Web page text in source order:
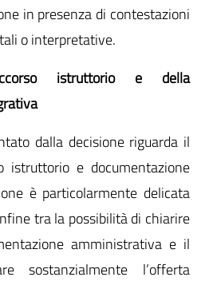
in presenza di contestazioni
o interpretative.
istruttorio e della
dalla decisione riguarda il
istruttorio e documentazione
è particolarmente delicata
tra la possibilità di chiarire
amministrativa e il
sostanzialmente l’offerta